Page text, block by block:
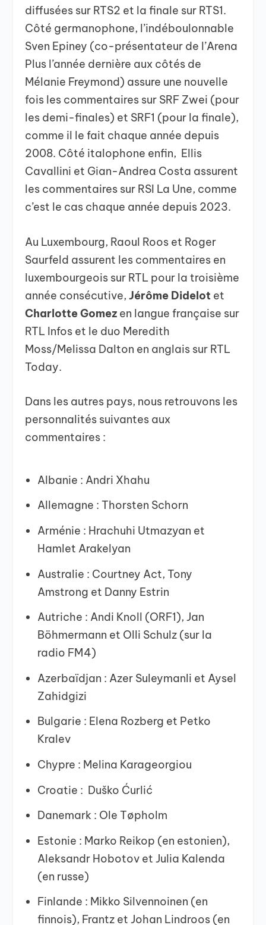
diffusées sur RTS2 et la finale sur RTS1.
Côté germanophone, l’indéboulonnable
Sven Epiney (co-présentateur de l’Arena
Plus l’année dernière aux côtés de
Mélanie Freymond) assure une nouvelle
fois les commentaires sur SRF Zwei (pour
les demi-finales) et SRF1 (pour la finale),
comme il le fait chaque année depuis
2008. Côté italophone enfin, Ellis
Cavallini et Gian-Andrea Costa assurent
les commentaires sur RSI La Une, comme
c’est le cas chaque année depuis 2023.
Au Luxembourg, Raoul Roos et Roger
Saurfeld assurent les commentaires en
luxembourgeois sur RTL pour la troisième
année consécutive,Jérôme Didelot et
Charlotte Gomez en langue française sur
RTL Infos et le duo Meredith
Moss/Melissa Dalton en anglais sur RTL
Today.
Dans les autres pays, nous retrouvons les
personnalités suivantes aux
commentaires :
Albanie : Andri Xhahu
Allemagne : Thorsten Schorn
Arménie : Hrachuhi Utmazyan et
Hamlet Arakelyan
Australie : Courtney Act, Tony
Amstrong et Danny Estrin
Autriche : Andi Knoll (ORF1), Jan
Böhmermann et Olli Schulz (sur la
radio FM4)
Azerbaïdjan : Azer Suleymanli et Aysel
Zahidgizi
Bulgarie : Elena Rozberg et Petko
Kralev
Chypre : Melina Karageorgiou
Croatie : Duško Ćurlić
Danemark : Ole Tøpholm
Estonie : Marko Reikop (en estonien),
Aleksandr Hobotov et Julia Kalenda
(en russe)
Finlande : Mikko Silvennoinen (en
finnois), Frantz et Johan Lindroos (en